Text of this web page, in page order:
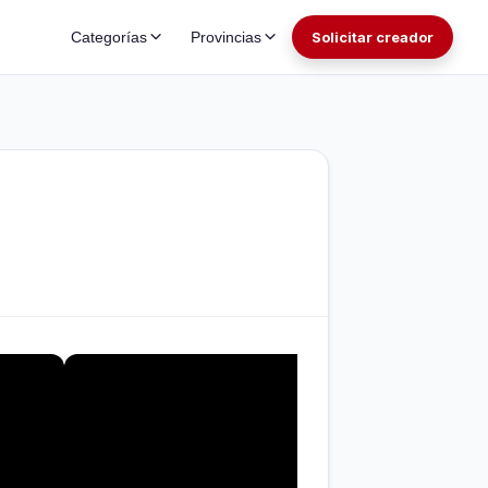
Categorías Provincias Solicitar creador